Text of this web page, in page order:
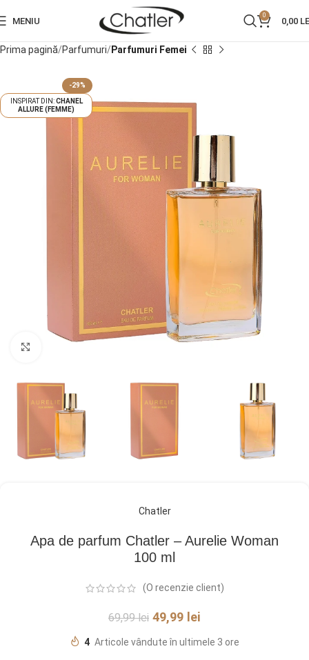
MENIU
0
0,00
Prima pagină Parfumuri Parfumuri Femei
-29%
CHANEL
ALLURE (FEMME)
Chatler
Apa de parfum Chatler – Aurelie Woman
100 ml
(O recenzie client)
69,99lei 49,99 lei
4 Articole vândute în ultimele 3 ore